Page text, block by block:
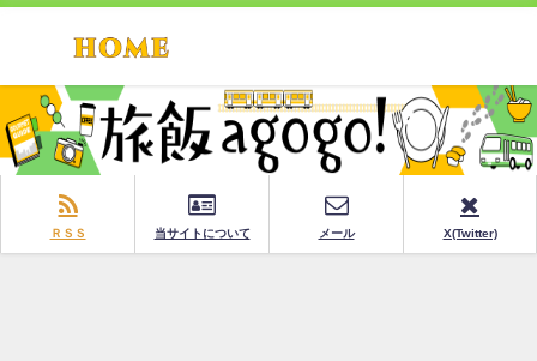
ＲＳＳ 当サイトについて メール X(Twitter)